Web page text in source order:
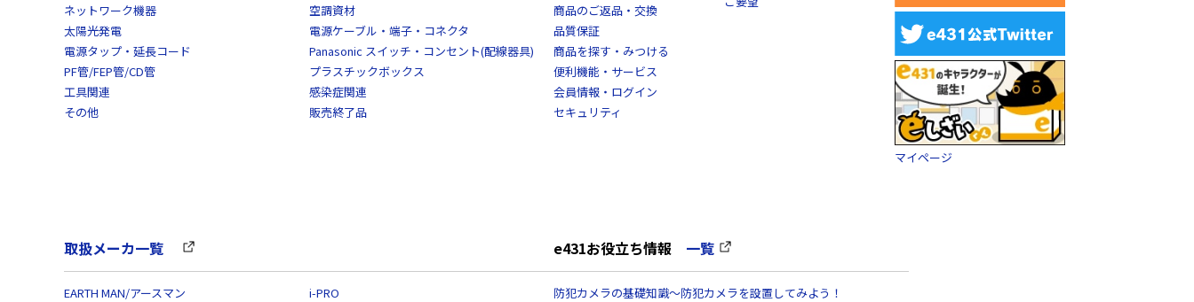
ネットワーク機器
空調資材
太陽光発電
電源ケーブル・端子・コネクタ
電源タップ・延長コード
Panasonic スイッチ・コンセント(配線器具)
PF管/FEP管/CD管
プラスチックボックス
工具関連
感染症関連
その他
販売終了品
商品のご返品・交換
品質保証
商品を探す・みつける
便利機能・サービス
会員情報・ログイン
セキュリティ
マイページ
取扱メーカ一覧
EARTH MAN/アースマン
i-PRO
e431お役立ち情報 一覧
防犯カメラの基礎知識～防犯カメラを設置してみよう！